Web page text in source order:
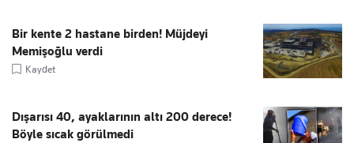
Bir kente 2 hastane birden! Müjdeyi
Memişoğlu verdi
Kaydet
Dışarısı 40, ayaklarının altı 200 derece!
Böyle sıcak görülmedi